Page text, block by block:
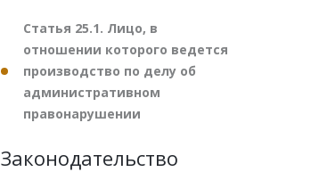
Статья 25.1. Лицо, в
отношении которого ведется
производство по делу об
административном
правонарушении
Законодательство